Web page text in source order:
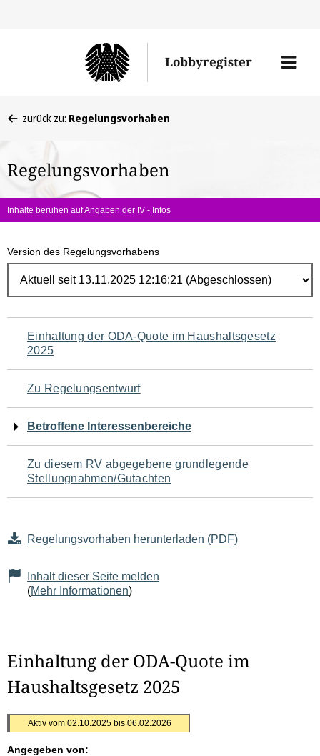
Lobbyregister
Menü
befinden
hier:
zurück zu: Regelungsvorhaben
Regelungsvorhaben
Inhalte beruhen auf Angaben der IV - Infos
Version des Regelungsvorhabens
Navigation
für
den
Seiteninhalt
Einhaltung der ODA-Quote im Haushaltsgesetz
2025
Zu Regelungsentwurf
Betroffene Interessenbereiche
Zu diesem RV abgegebene grundlegende
Stellungnahmen/Gutachten
Regelungsvorhaben herunterladen (PDF)
Inhalt dieser Seite melden
(Mehr Informationen)
Einhaltung der ODA-Quote im
Haushaltsgesetz 2025
Aktiv vom 02.10.2025 bis 06.02.2026
Angegeben von: